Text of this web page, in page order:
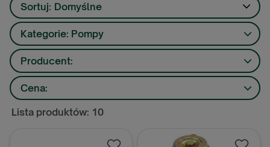
Sortuj: Domyślne
Kategorie: Pompy
Producent:
Cena:
Lista produktów: 10